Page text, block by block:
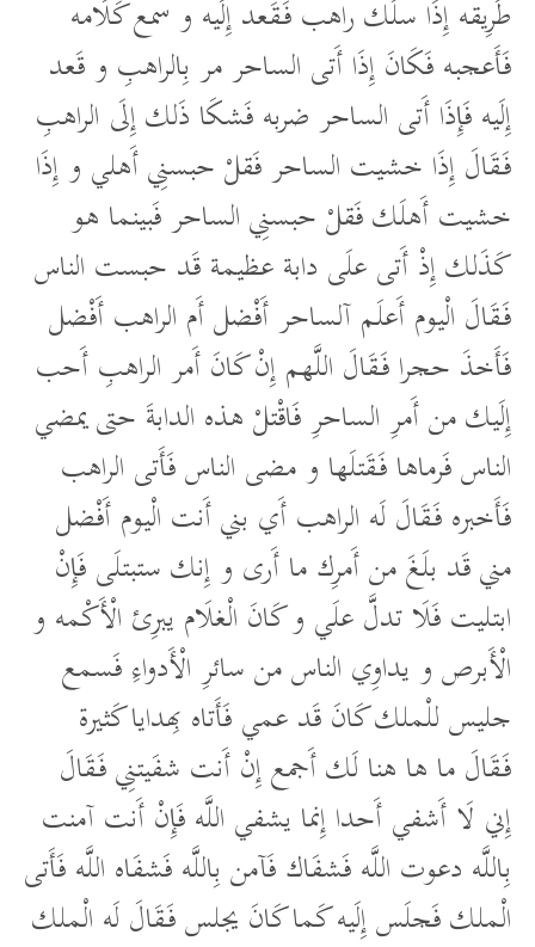
طَرِيقه إِذَا سلَك راهب فَقَعد إِلَيه و سمع كَلَامه
فَأَعجبه فَكَانَ إِذَا أَتى الساحر مر بِالراهبِ و قَعد
إِلَيه فَإِذَا أَتى الساحر ضربه فَشكَا ذَلك إِلَى الراهبِ
فَقَالَ إِذَا خشيت الساحر فَقلْ حبسنِي أَهلي و إِذَا
خشيت أَهلَك فَقلْ حبسنِي الساحر فَبينما هو
كَذَلك إِذْ أَتى علَى دابة عظيمة قَد حبست الناس
فَقَالَ الْيوم أَعلَم آلساحر أَفْضل أَم الراهب أَفْضل
فَأَخذَ حجرا فَقَالَ اللَّهم إِنْ كَانَ أَمر الراهبِ أَحب
إِلَيك من أَمرِ الساحرِ فَاقْتلْ هذه الدابةَ حتى يمضي
الناس فَرماها فَقَتلَها و مضى الناس فَأَتى الراهب
فَأَخبره فَقَالَ لَه الراهب أَي بني أَنت الْيوم أَفْضل
مني قَد بلَغَ من أَمرِك ما أَرى و إِنك ستبتلَى فَإِنْ
ابتليت فَلَا تدلَّ علَي و كَانَ الْغلَام يبرِئ الْأَكْمه و
الْأَبرص و يداوِي الناس من سائرِ الْأَدواءِ فَسمع
جليس للْملك كَانَ قَد عمي فَأَتاه بِهدايا كَثيرة
فَقَالَ ما ها هنا لَك أَجمع إِنْ أَنت شفَيتنِي فَقَالَ
إِني لَا أَشفي أَحدا إِنما يشفي اللَّه فَإِنْ أَنت آمنت
بِاللَّه دعوت اللَّه فَشفَاك فَآمن بِاللَّه فَشفَاه اللَّه فَأَتى
الْملك فَجلَس إِلَيه كَما كَانَ يجلس فَقَالَ لَه الْملك